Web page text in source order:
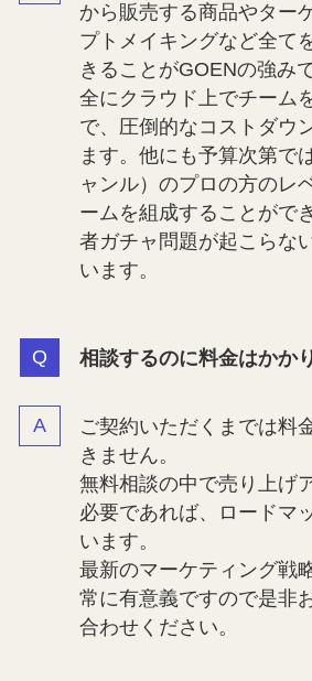
から販売する商品やター
プトメイキングなど全て
きることがGOENの強み
全にクラウド上でチーム
で、圧倒的なコストダウ
ます。他にも予算次第で
ャンル）のプロの方のレ
ームを組成することがで
者ガチャ問題が起こらな
います。
相談するのに料金はかか
ご契約いただくまでは料
きません。
無料相談の中で売り上げ
必要であれば、ロードマ
います。
最新のマーケティング戦
常に有意義ですので是非
合わせください。